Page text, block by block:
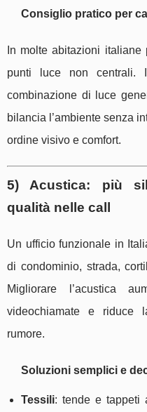
Consiglio pratico per
In molte abitazioni
punti luce non centrali.
combinazione di luce
bilancia l’ambiente senza
ordine visivo e comfort.
5) Acustica: più
qualità nelle call
Un ufficio funzionale in
di condominio, strada,
Migliorare l’acustica
videochiamate e riduce
rumore.
Soluzioni semplici e
Tessili: tende e tappeti